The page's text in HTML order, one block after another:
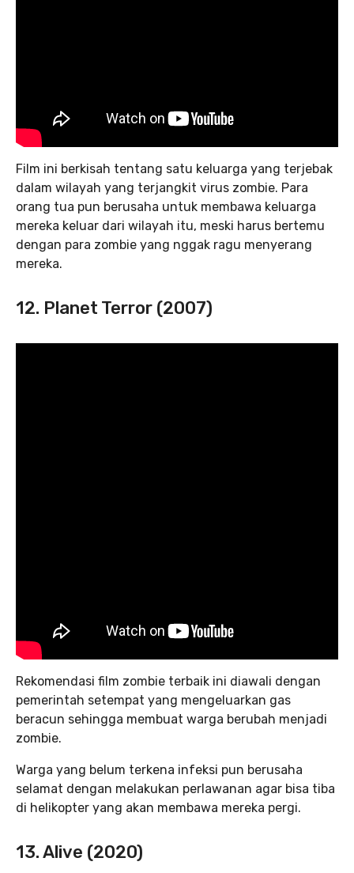
Film ini berkisah tentang satu keluarga yang terjebak
dalam wilayah yang terjangkit virus zombie. Para
orang tua pun berusaha untuk membawa keluarga
mereka keluar dari wilayah itu, meski harus bertemu
dengan para zombie yang nggak ragu menyerang
mereka.
12. Planet Terror (2007)
Rekomendasi film zombie terbaik ini diawali dengan
pemerintah setempat yang mengeluarkan gas
beracun sehingga membuat warga berubah menjadi
zombie.
Warga yang belum terkena infeksi pun berusaha
selamat dengan melakukan perlawanan agar bisa tiba
di helikopter yang akan membawa mereka pergi.
13. Alive (2020)